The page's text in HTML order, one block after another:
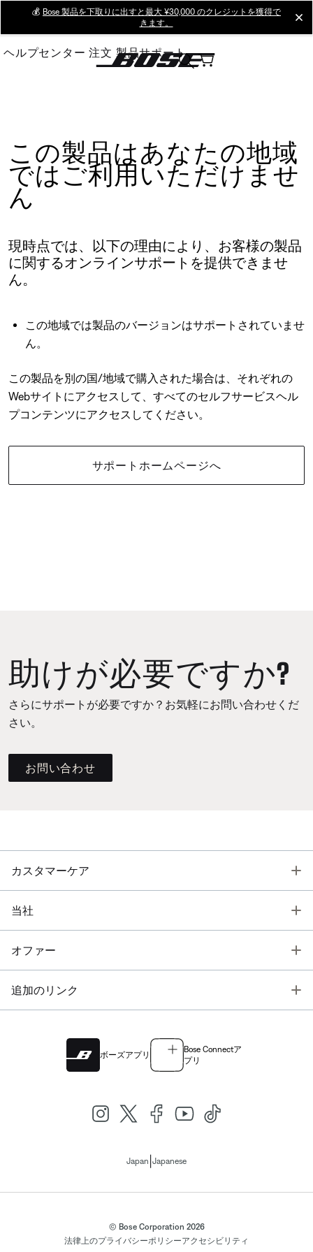
Main
💰 Bose 製品を下取りに出すと最大 ¥30,000 のクレジットを獲得で
きます。
ヘルプセンター 注文 製品サポート
この製品はあなたの地域
ではご利用いただけませ
ん
現時点では、以下の理由により、お客様の製品
に関するオンラインサポートを提供できませ
ん。
この地域では製品のバージョンはサポートされていませ
ん。
この製品を別の国/地域で購入された場合は、それぞれの
Webサイトにアクセスして、すべてのセルフサービスヘル
プコンテンツにアクセスしてください。
サポートホームページへ
助けが必要ですか?
さらにサポートが必要ですか？お気軽にお問い合わせくだ
さい。
お問い合わせ
カスタマーケア
当社
オファー
追加のリンク
ボーズアプリ
Bose Connectア
プリ
Japan Japanese
© Bose Corporation 2026
法律上のプライバシーポリシーアクセシビリティ